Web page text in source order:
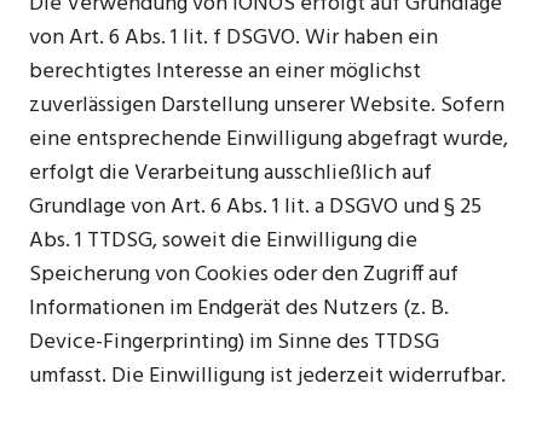
von Art. 6 Abs. 1 lit. f DSGVO. Wir haben ein
berechtigtes Interesse an einer möglichst
zuverlässigen Darstellung unserer Website. Sofern
eine entsprechende Einwilligung abgefragt wurde,
erfolgt die Verarbeitung ausschließlich auf
Grundlage von Art. 6 Abs. 1 lit. a DSGVO und § 25
Abs. 1 TTDSG, soweit die Einwilligung die
Speicherung von Cookies oder den Zugriff auf
Informationen im Endgerät des Nutzers (z. B.
Device-Fingerprinting) im Sinne des TTDSG
umfasst. Die Einwilligung ist jederzeit widerrufbar.